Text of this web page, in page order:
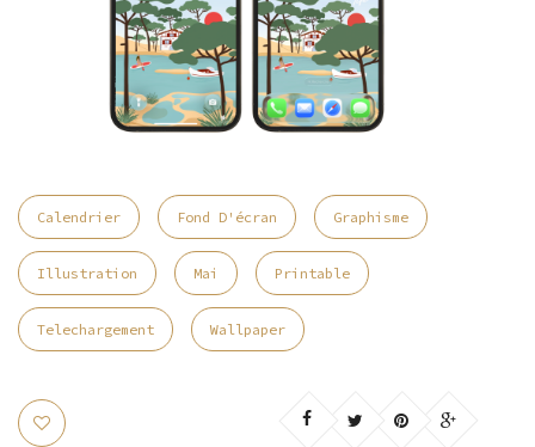
Calendrier Fond D'écran Graphisme
Illustration Mai Printable
Telechargement Wallpaper